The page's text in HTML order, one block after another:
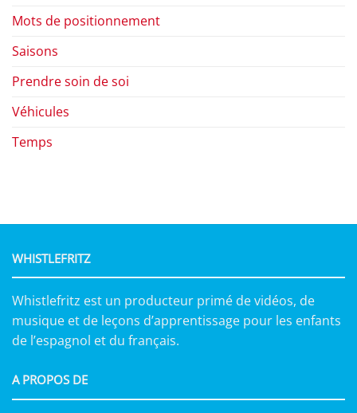
Mots de positionnement
Saisons
Prendre soin de soi
Véhicules
Temps
WHISTLEFRITZ
Whistlefritz est un producteur primé de vidéos, de
musique et de leçons d’apprentissage pour les enfants
de l’espagnol et du français.
A PROPOS DE